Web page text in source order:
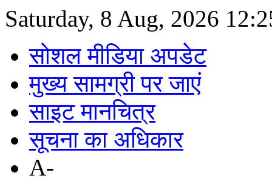
Saturday, 8 Aug, 2026
सोशल मीडिया अपडेट
मुख्य सामग्री पर जाएं
साइट मानचित्र
सूचना का अधिकार
A-